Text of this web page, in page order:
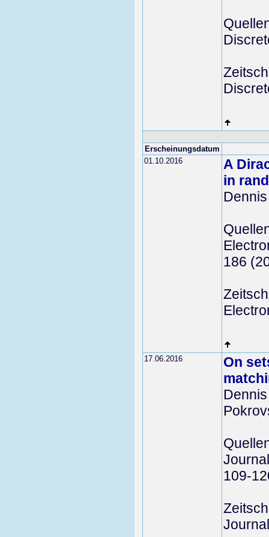
Erscheinungsdatum
01.10.2016
A
in
186
17.06.2016
On
109-